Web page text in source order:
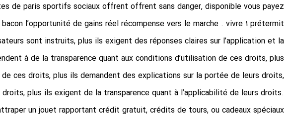
de paris sportifs sociaux offrent offrent sans danger, disponible vous payez
l’opportunité de gains réel récompense vers le marche . vivre 1 prétermit
sont instruits, plus ils exigent des réponses claires sur l’application et la
à de la transparence quant aux conditions d’utilisation de ces droits, plus
ces droits, plus ils demandent des explications sur la portée de leurs droits,
plus ils exigent de la transparence quant à l’applicabilité de leurs droits.
un jouet rapportant crédit gratuit, crédits de tours, ou cadeaux spéciaux.